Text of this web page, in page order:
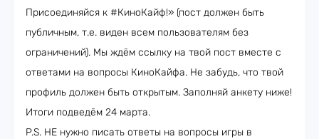
Присоединяйся к #КиноКайф!» (пост должен быть
публичным, т.е. виден всем пользователям без
ограничений). Мы ждём ссылку на твой пост вместе с
ответами на вопросы КиноКайфа. Не забудь, что твой
профиль должен быть открытым. Заполняй анкету ниже!
Итоги подведём 24 марта.
P.S. НЕ нужно писать ответы на вопросы игры в